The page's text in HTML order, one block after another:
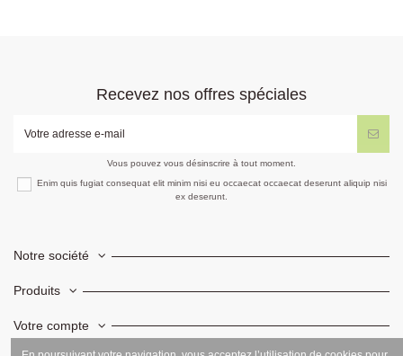
Recevez nos offres spéciales
Vous pouvez vous désinscrire à tout moment.
Enim quis fugiat consequat elit minim nisi eu occaecat occaecat deserunt aliquip nisi
ex deserunt.
Notre société
Produits
Votre compte